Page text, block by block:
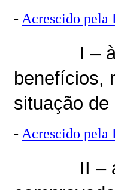
-Acrescido pela
I –
benefícios,
situação de
-Acrescido pela
II –